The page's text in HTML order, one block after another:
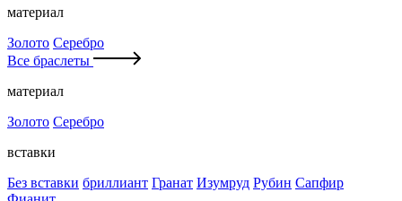
материал
Золото Серебро
Все браслеты
материал
Золото Серебро
вставки
Без вставки бриллиант Гранат Изумруд Рубин Сапфир